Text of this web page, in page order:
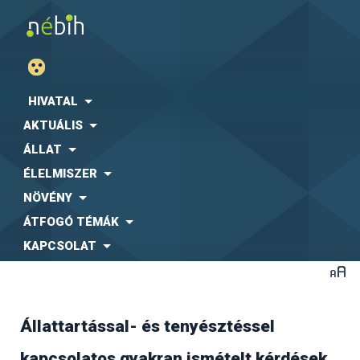
HIVATAL
AKTUÁLIS
ÁLLAT
ÉLELMISZER
NÖVÉNY
ÁTFOGÓ TÉMÁK
KAPCSOLAT
Állattartással- és tenyésztéssel
A jelenlegi ellátó rendszer az un. egy beszállítós